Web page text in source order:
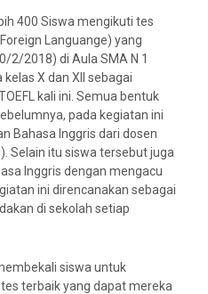
400 Siswa mengikuti tes
Languange) yang
2/2018) di Aula SMA N 1
X dan XII sebagai
kali ini. Semua bentuk
pada kegiatan ini
Bahasa Inggris dari dosen
Selain itu siswa tersebut juga
Inggris dengan mengacu
ini direncanakan sebagai
di sekolah setiap
siswa untuk
terbaik yang dapat mereka